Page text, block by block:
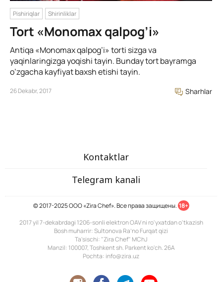
Pishiriqlar Shirinliklar
Tort «Monomax qalpog’i»
Antiqa «Monomax qalpog’i» torti sizga va
yaqinlaringizga yoqishi tayin. Bunday tort bayramga
o’zgacha kayfiyat baxsh etishi tayin.
26 Dekabr, 2017 Sharhlar
Kontaktlar
Telegram kanali
© 2017-2025 ООО «Zira Chef». Все права защищены. 18+
2017 yil 7-dekabrdagi 1206-sonli elektron OAV ni ro'yxatdan o'tkazish
Bosh muharrir: Sultonova Ra’no Furqat qizi
Ta'sischi: "Zira Chef" MChJ
Manzil: 100007, Toshkent sh. Parkent ko'ch. 26A
Pochta: info@zira.uz